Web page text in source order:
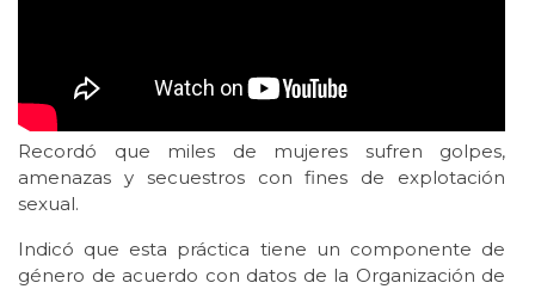
Recordó que miles de mujeres sufren golpes,
amenazas y secuestros con fines de explotación
sexual.
Indicó que esta práctica tiene un componente de
género de acuerdo con datos de la Organización de